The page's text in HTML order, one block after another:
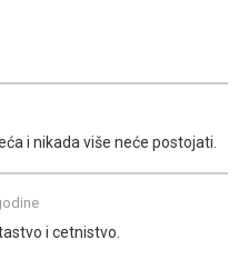
i nikada više neće postojati.
i cetnistvo.